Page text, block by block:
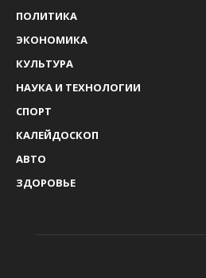
ПОЛИТИКА
ЭКОНОМИКА
КУЛЬТУРА
НАУКА И ТЕХНОЛОГИИ
СПОРТ
КАЛЕЙДОСКОП
АВТО
ЗДОРОВЬЕ